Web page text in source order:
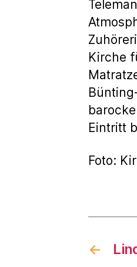
Kirche
Eintritt
Foto:
←